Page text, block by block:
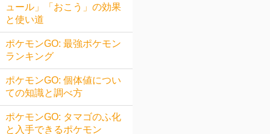
ュール」「おこう」の効果
と使い道
ポケモンGO: 最強ポケモン
ランキング
ポケモンGO: 個体値につい
ての知識と調べ方
ポケモンGO: タマゴのふ化
と入手できるポケモン